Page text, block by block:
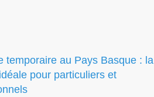
temporaire au Pays Basque : la
pour particuliers et